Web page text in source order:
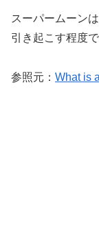
スーパームーン
引き起こす程度
参照元： What is